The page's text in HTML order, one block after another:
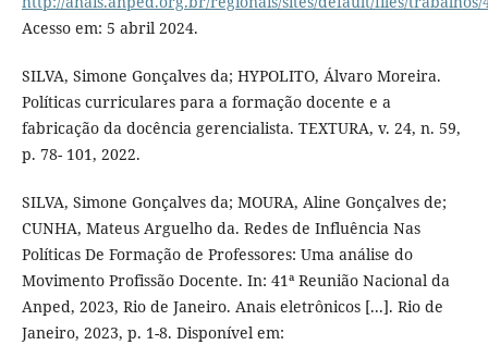
Acesso em: 5 abril 2024.
SILVA, Simone Gonçalves da; HYPOLITO, Álvaro Moreira.
Políticas curriculares para a formação docente e a
fabricação da docência gerencialista. TEXTURA, v. 24, n. 59,
p. 78- 101, 2022.
SILVA, Simone Gonçalves da; MOURA, Aline Gonçalves de;
CUNHA, Mateus Arguelho da. Redes de Influência Nas
Políticas De Formação de Professores: Uma análise do
Movimento Profissão Docente. In: 41ª Reunião Nacional da
Anped, 2023, Rio de Janeiro. Anais eletrônicos [...]. Rio de
Janeiro, 2023, p. 1-8. Disponível em: